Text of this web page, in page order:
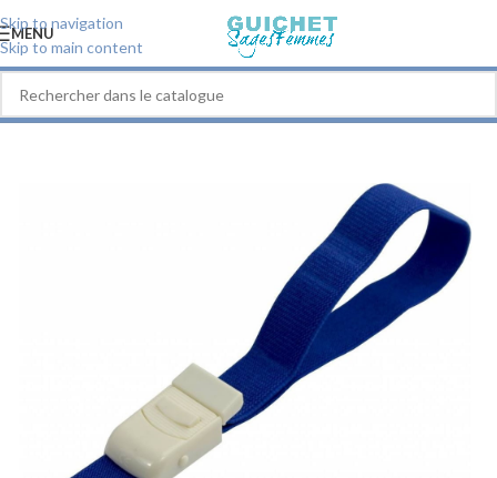
Skip to navigation
Skip to main content
MENU